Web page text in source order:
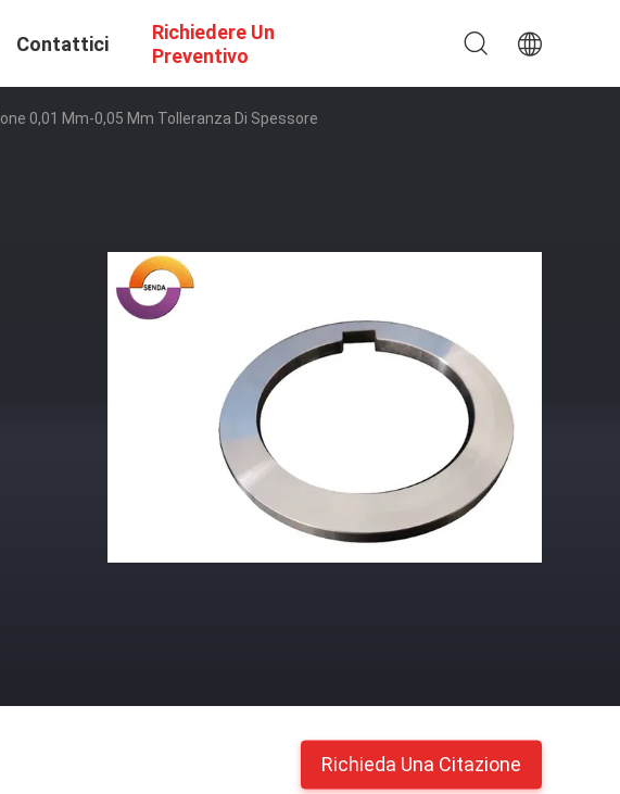
Contattici
Richiedere Un
Preventivo
0,01 Mm-0,05 Mm Tolleranza Di Spessore
Richieda Una Citazione